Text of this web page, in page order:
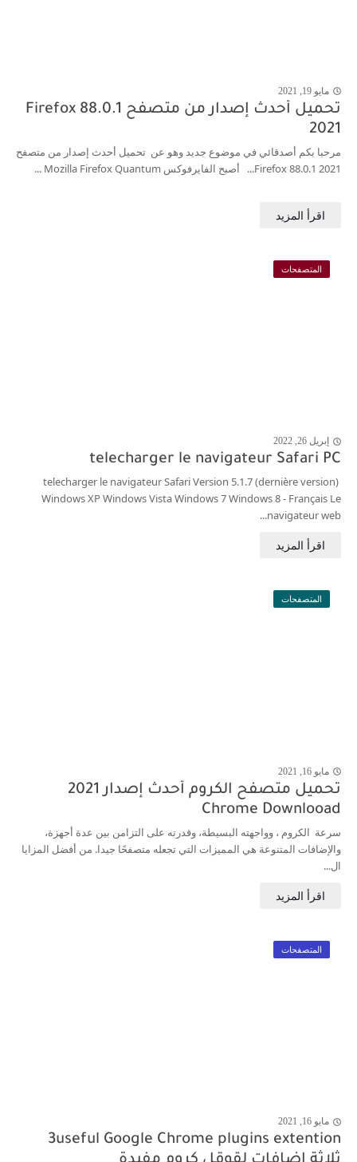
j مايو 19, 2021
تحميل أحدث إصدار من متصفح Firefox 88.0.1
2021
مرحبا بكم أصدقائي في موضوع جديد وهو عن تحميل أحدث إصدار من متصفح
Firefox 88.0.1 2021... أصبح الفايرفوكس Mozilla Firefox Quantum ...
j
المتصفحات
إبريل 26, 2022
telecharger le navigateur Safari PC
telecharger le navigateur Safari Version 5.1.7 (dernière version)
Windows XP Windows Vista Windows 7 Windows 8 - Français Le
navigateur web...
j
المتصفحات
مايو 16, 2021
تحميل متصفح الكروم أحدث إصدار 2021
Chrome Downlooad
سرعة الكروم ، وواجهته البسيطة، وقدرته على التزامن بين عدة أجهزة،
والإضافات المتنوعة هي المميزات التي تجعله متصفحًا جيدا. من أفضل المزايا
ال...
j
المتصفحات
مايو 16, 2021
3useful Google Chrome plugins extention